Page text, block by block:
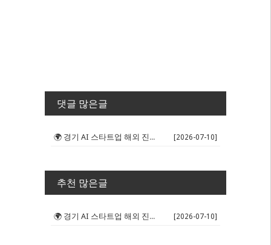
댓글 많은글
🌍 경기 AI 스타트업 해외 진출 판... [2026-07-10]
추천 많은글
🌍 경기 AI 스타트업 해외 진출 판... [2026-07-10]